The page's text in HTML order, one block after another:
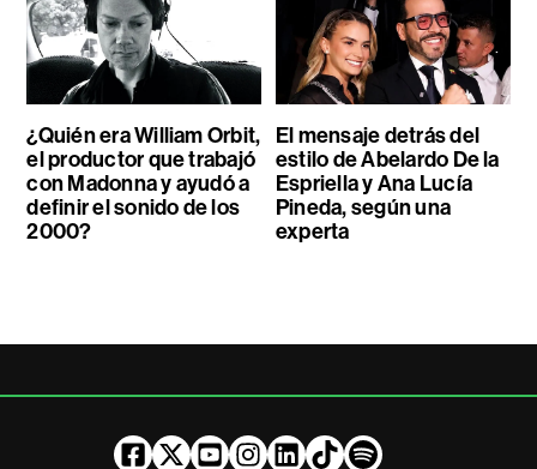
¿Quién era William Orbit,
el productor que trabajó
con Madonna y ayudó a
definir el sonido de los
2000?
El mensaje detrás del
estilo de Abelardo De la
Espriella y Ana Lucía
Pineda, según una
experta